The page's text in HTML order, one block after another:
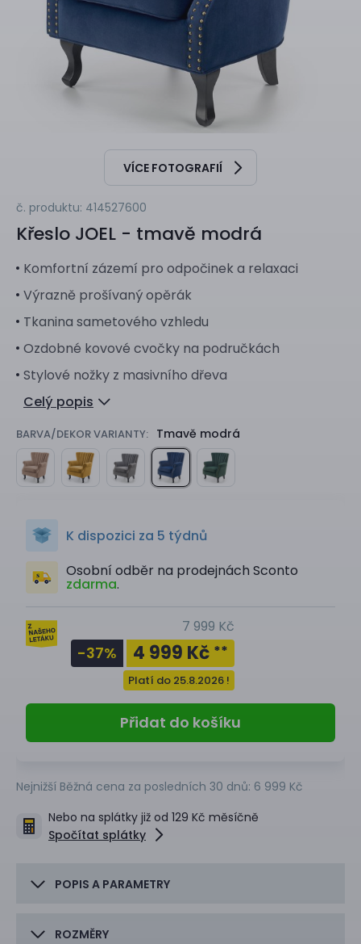
VÍCE FOTOGRAFIÍ
č. produktu: 414527600
Křeslo JOEL - tmavě modrá
Komfortní zázemí pro odpočinek a relaxaci
Výrazně prošívaný opěrák
Tkanina sametového vzhledu
Ozdobné kovové cvočky na područkách
Stylové nožky z masivního dřeva
Celý popis
BARVA/DEKOR VARIANTY: Tmavě modrá
K dispozici za 5 týdnů
Osobní odběr na prodejnách Sconto
zdarma.
7 999 Kč
-37% 4 999 Kč **
Platí do 25.8.2026 !
Přidat do košíku
Nejnižší Běžná cena za posledních 30 dnů: 6 999 Kč
Nebo na splátky již od 129 Kč měsíčně
Spočítat splátky
POPIS A PARAMETRY
ROZMĚRY